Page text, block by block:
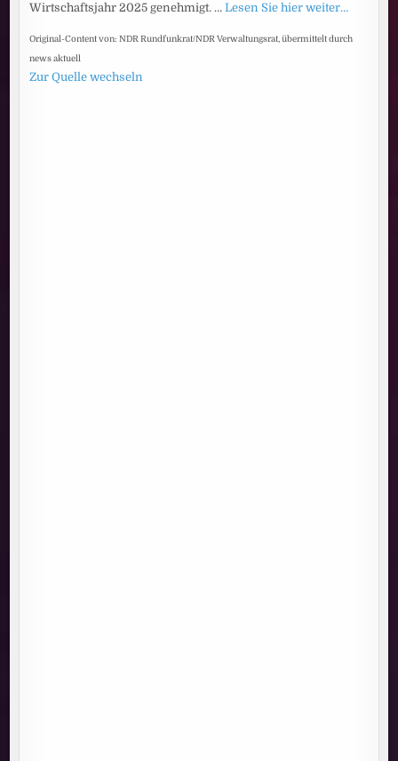
Wirtschaftsjahr 2025 genehmigt. …Lesen Sie hier weiter…
Original-Content von: NDR Rundfunkrat/NDR Verwaltungsrat, übermittelt durch
news aktuell
Zur Quelle wechseln